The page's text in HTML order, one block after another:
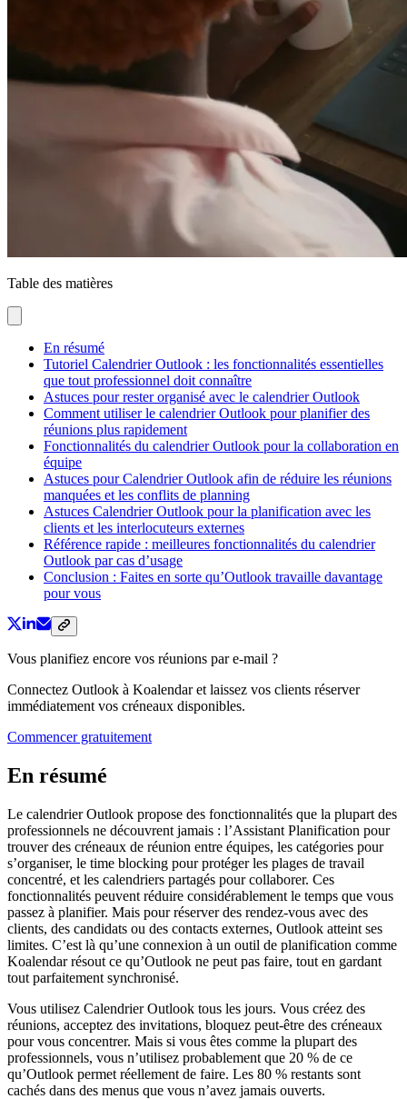
Table des matières
En résumé
Tutoriel Calendrier Outlook : les fonctionnalités essentielles
que tout professionnel doit connaître
Astuces pour rester organisé avec le calendrier Outlook
Comment utiliser le calendrier Outlook pour planifier des
réunions plus rapidement
Fonctionnalités du calendrier Outlook pour la collaboration en
équipe
Astuces pour Calendrier Outlook afin de réduire les réunions
manquées et les conflits de planning
Astuces Calendrier Outlook pour la planification avec les
clients et les interlocuteurs externes
Référence rapide : meilleures fonctionnalités du calendrier
Outlook par cas d’usage
Conclusion : Faites en sorte qu’Outlook travaille davantage
pour vous
Vous planifiez encore vos réunions par e‑mail ?
Connectez Outlook à Koalendar et laissez vos clients réserver
immédiatement vos créneaux disponibles.
Commencer gratuitement
En résumé
Le calendrier Outlook propose des fonctionnalités que la plupart des
professionnels ne découvrent jamais : l’Assistant Planification pour
trouver des créneaux de réunion entre équipes, les catégories pour
s’organiser, le time blocking pour protéger les plages de travail
concentré, et les calendriers partagés pour collaborer. Ces
fonctionnalités peuvent réduire considérablement le temps que vous
passez à planifier. Mais pour réserver des rendez-vous avec des
clients, des candidats ou des contacts externes, Outlook atteint ses
limites. C’est là qu’une connexion à un outil de planification comme
Koalendar résout ce qu’Outlook ne peut pas faire, tout en gardant
tout parfaitement synchronisé.
Vous utilisez Calendrier Outlook tous les jours. Vous créez des
réunions, acceptez des invitations, bloquez peut‑être des créneaux
pour vous concentrer. Mais si vous êtes comme la plupart des
professionnels, vous n’utilisez probablement que 20 % de ce
qu’Outlook permet réellement de faire. Les 80 % restants sont
cachés dans des menus que vous n’avez jamais ouverts.